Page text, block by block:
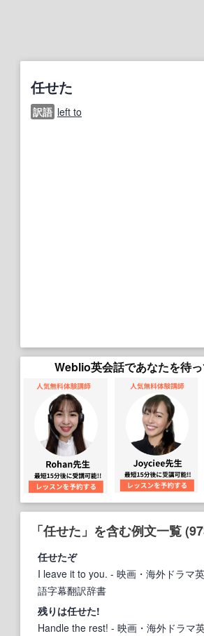
任せた
訳語 left to
Weblio英会話であなたを待っ
「任せた」を含む例文一覧
任せたぞ
I leave it to you. - 映画・海外ドラマ英
語字幕翻訳辞書
残りは任せた!
Handle the rest! - 映画・海外ドラマ